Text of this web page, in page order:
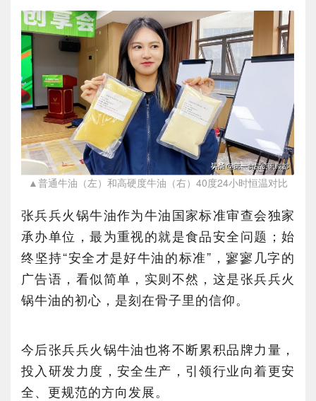
▲普通牛油（左）和高硬度牛油（右）40度24小时恒温对比
张兵兵火锅牛油作为牛油国家标准审查会独家
承办单位，最为重视的就是食品安全问题；始
终坚持“安全才是好牛油的标准”，寥寥几字的
广告语，看似简单，实则不然，这是张兵兵火
锅牛油的初心，是刻在骨子里的信仰。
今后张兵兵火锅牛油也将不断累积品牌力量，
投入研发力度，安全生产，引领行业向着更安
全、更规范的方向发展。